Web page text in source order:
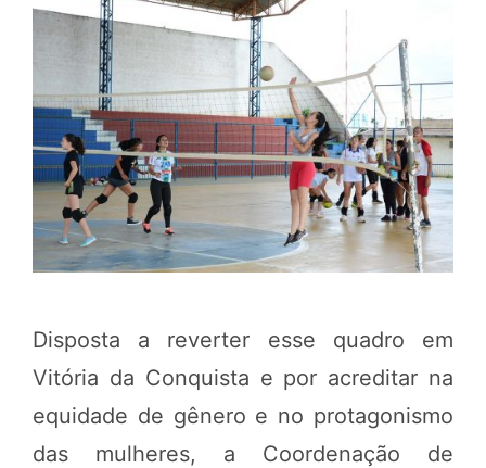
Disposta a reverter esse quadro em
Vitória da Conquista e por acreditar na
equidade de gênero e no protagonismo
das mulheres, a Coordenação de